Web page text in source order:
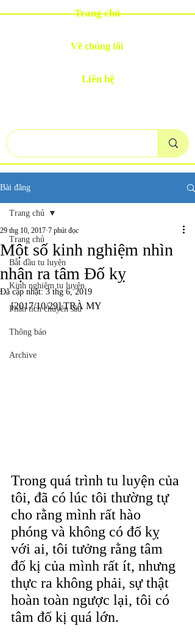
Trang chủ
Về chúng tôi
Liên hệ
Bài đăng
Trang chủ
Bắt đầu tu luyện
Kinh nghiệm tu luyện
Phân tích chuyên sâu
Thông báo
Archive
Trang chủ
Một số kinh nghiệm nhìn
nhận ra tâm Đố kỵ
29 thg 10, 2017 7 phút đọc
Đã cập nhật:3 thg 6, 2019
[2017/10/29] TRÀ MY
Trong quá trình tu luyện của
tôi, đã có lúc tôi thường tự
cho rằng mình rất hào
phóng và không có đố kỵ
với ai, tôi tưởng rằng tâm
đố kị của mình rất ít, nhưng
thực ra không phải, sự thật
hoàn toàn ngược lại, tôi có
tâm đố kị quá lớn.